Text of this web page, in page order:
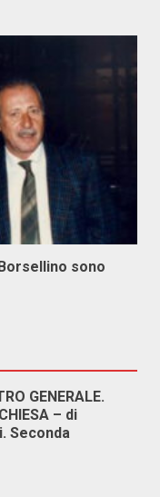
sono
GENERALE.
– di
Seconda